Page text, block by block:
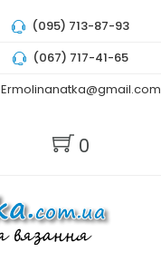
(095) 713-87-93
(067) 717-41-65
Ermolinanatka@gmail.com
0